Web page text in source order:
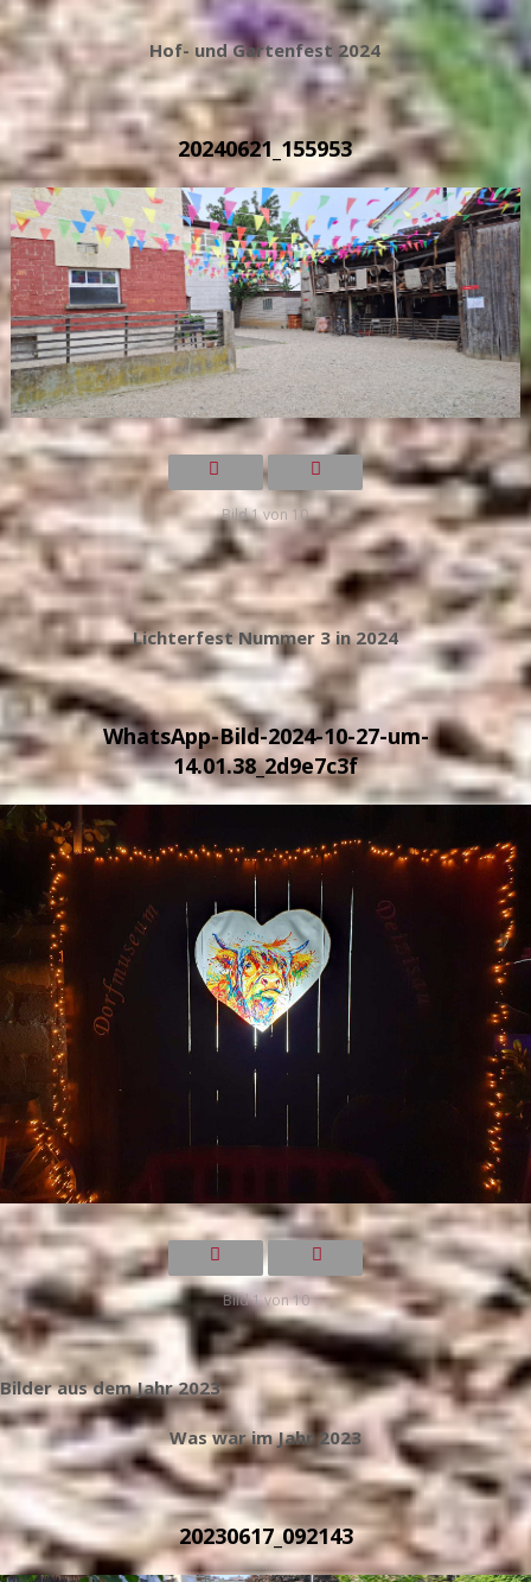
Hof- und Gartenfest 2024
20240621_155953
Bild 1 von 10
Lichterfest Nummer 3 in 2024
WhatsApp-Bild-2024-10-27-um-
14.01.38_2d9e7c3f
Bild 1 von 10
Bilder aus dem Jahr 2023
Was war im Jahr 2023
20230617_092143